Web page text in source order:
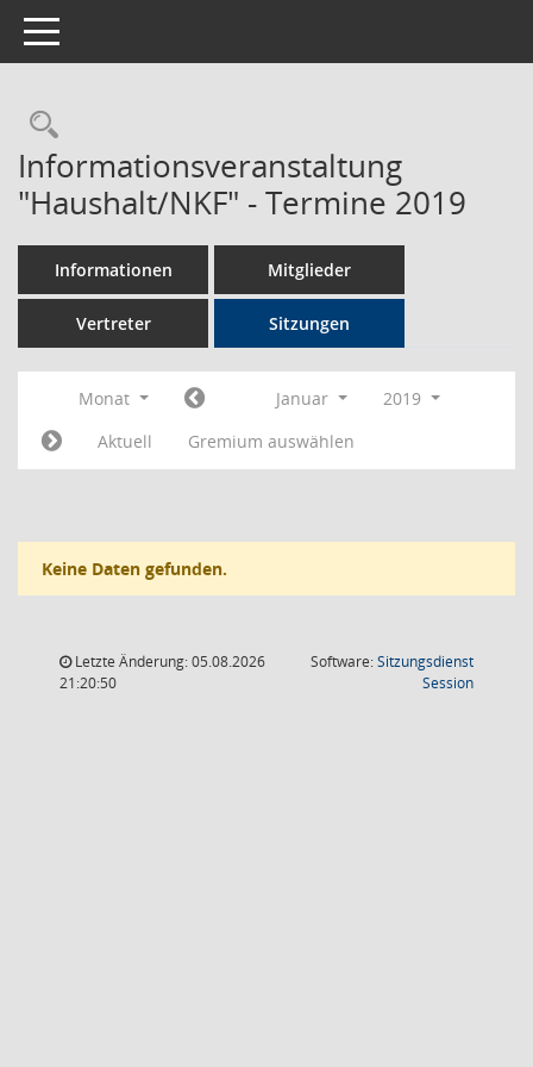
Toggle navigation
Rechercheauswahl
Informationsveranstaltung
"Haushalt/NKF" - Termine 2019
Informationen Mitglieder
Vertreter Sitzungen
Monat Januar
2019
Aktuell
Gremium auswählen
Keine Daten gefunden.
Letzte Änderung: 05.08.2026
21:20:50
Software:Sitzungsdienst
Session(Wird in